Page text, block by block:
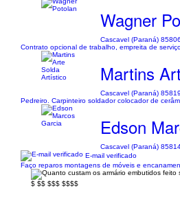
Wagner
Cascavel (Paraná)
Contrato opcional de trabalho, empreita de
Martins
Cascavel (Paraná)
Pedreiro. Carpinteiro soldador colocador de
Edson
Cascavel (Paraná)
E-mail verificado
Faço reparos montagens de móveis e
$ $$ $$$ $$$$